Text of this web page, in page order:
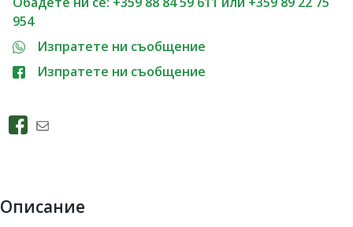
954
Изпратете ни съобщение
Изпратете ни съобщение
Описание